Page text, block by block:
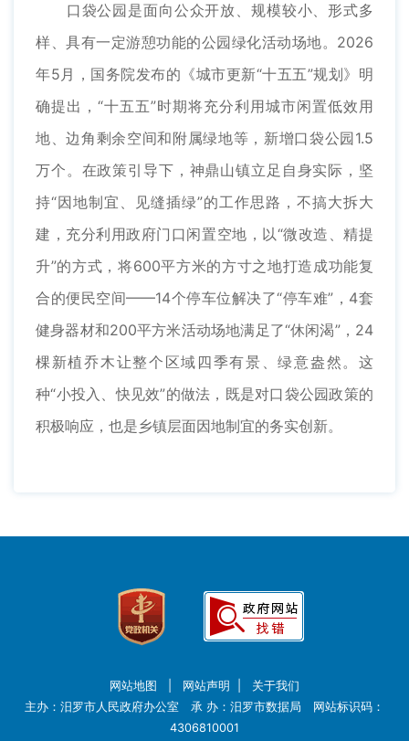
口袋公园是面向公众开放、规模较小、形式多
样、具有一定游憩功能的公园绿化活动场地。2026
年5月，国务院发布的《城市更新“十五五”规划》明
确提出，“十五五”时期将充分利用城市闲置低效用
地、边角剩余空间和附属绿地等，新增口袋公园1.5
万个。在政策引导下，神鼎山镇立足自身实际，坚
持“因地制宜、见缝插绿”的工作思路，不搞大拆大
建，充分利用政府门口闲置空地，以“微改造、精提
升”的方式，将600平方米的方寸之地打造成功能复
合的便民空间——14个停车位解决了“停车难”，4套
健身器材和200平方米活动场地满足了“休闲渴”，24
棵新植乔木让整个区域四季有景、绿意盎然。这
种“小投入、快见效”的做法，既是对口袋公园政策的
积极响应，也是乡镇层面因地制宜的务实创新。
网站地图 网站声明
关于我们
主办：汨罗市人民政府办公室 承 办：汨罗市数据局 网站标识码：
4306810001